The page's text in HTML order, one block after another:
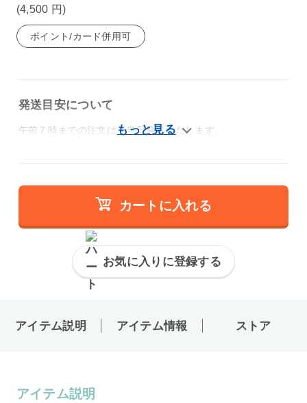
(4,500 円)
ポイント/カード併用可
発送目安について
午前７時までの注文は、当日発送いたします。
カートに入れる
お気に入りに登録する
アイテム説明 アイテム情報 ストア
アイテム説明